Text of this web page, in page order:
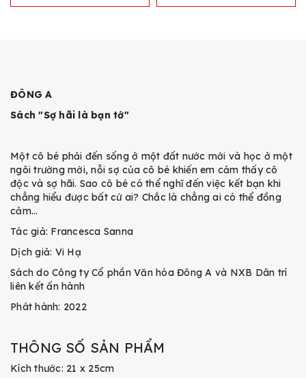
ĐÔNG A
Sách "Sợ hãi là bạn tớ"
Một cô bé phải đến sống ở một đất nước mới và học ở một
ngôi trường mới, nỗi sợ của cô bé khiến em cảm thấy cô
độc và sợ hãi. Sao cô bé có thể nghĩ đến việc kết bạn khi
chẳng hiểu được bất cứ ai? Chắc là chẳng ai có thể đồng
cảm…
Tác giả: Francesca Sanna
Dịch giả: Vi Hạ
Sách do Công ty Cổ phần Văn hóa Đông A và NXB Dân trí
liên kết ấn hành
Phát hành: 2022
THÔNG SỐ SẢN PHẨM
Kích thước: 21 x 25cm